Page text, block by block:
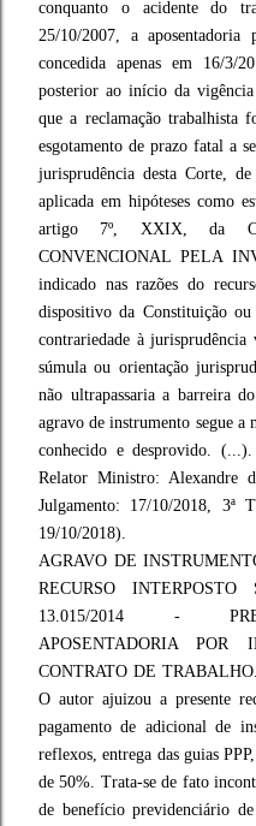
conquanto o acidente do
25/10/2007, a
concedida apenas em 16/3/
posterior ao início da
que a reclamação trabalhista
esgotamento de prazo fatal a
jurisprudência desta Corte,
aplicada em hipóteses como
artigo 7º, XXIX, da
CONVENCIONAL PELA
indicado nas razões do
dispositivo da Constituição
contrariedade à
súmula ou orientação
não ultrapassaria a barreira
agravo de instrumento segue a
conhecido e desprovido.
Relator Ministro: Alexandre
Julgamento: 17/10/2018, 3ª
19/10/2018).
AGRAVO DE
RECURSO
13.015/2014 -
APOSENTADORIA POR
CONTRATO DE
O autor ajuizou a presente
pagamento de adicional de
reflexos, entrega das guias
de 50%. Trata-se de fato
de benefício previdenciário